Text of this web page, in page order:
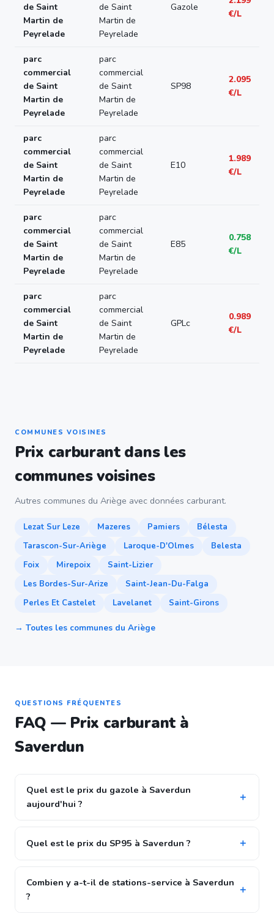
de Saint
Martin de
Peyrelade
de Saint
Martin de
Peyrelade
Gazole
€/L
parc
commercial
de Saint
Martin de
Peyrelade
parc
commercial
de Saint
Martin de
Peyrelade
SP98
2.095
€/L
parc
commercial
de Saint
Martin de
Peyrelade
parc
commercial
de Saint
Martin de
Peyrelade
E10
1.989
€/L
parc
commercial
de Saint
Martin de
Peyrelade
parc
commercial
de Saint
Martin de
Peyrelade
E85
0.758
€/L
parc
commercial
de Saint
Martin de
Peyrelade
parc
commercial
de Saint
Martin de
Peyrelade
GPLc
0.989
€/L
COMMUNES VOISINES
Prix carburant dans les
communes voisines
Autres communes du Ariège avec données carburant.
Lezat Sur Leze Mazeres Pamiers
Bélesta
Tarascon-Sur-Ariège
Laroque-D'Olmes
Belesta
Foix
Mirepoix
Saint-Lizier
Les Bordes-Sur-Arize
Saint-Jean-Du-Falga
Perles Et Castelet
Lavelanet Saint-Girons
→ Toutes les communes du Ariège
QUESTIONS FRÉQUENTES
FAQ — Prix carburant à
Saverdun
Quel est le prix du gazole à Saverdun
aujourd'hui ?
Quel est le prix du SP95 à Saverdun ?
Combien y a-t-il de stations-service à Saverdun
?